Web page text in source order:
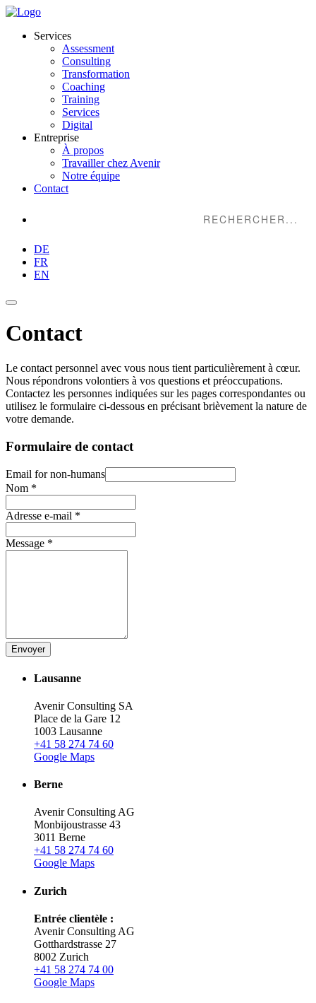
Services
Assessment
Consulting
Transformation
Coaching
Training
Services
Digital
Entreprise
À propos
Travailler chez Avenir
Notre équipe
Contact
DE
FR
EN
Contact
Le contact personnel avec vous nous tient particulièrement à cœur.
Nous répondrons volontiers à vos questions et préoccupations.
Contactez les personnes indiquées sur les pages correspondantes ou
utilisez le formulaire ci-dessous en précisant brièvement la nature de
votre demande.
Formulaire de contact
Email for non-humans
Nom *
Adresse e-mail *
Message *
Envoyer
Lausanne
Avenir Consulting SA
Place de la Gare 12
1003 Lausanne
+41 58 274 74 60
Google Maps
Berne
Avenir Consulting AG
Monbijoustrasse 43
3011 Berne
+41 58 274 74 60
Google Maps
Zurich
Entrée clientèle :
Avenir Consulting AG
Gotthardstrasse 27
8002 Zurich
+41 58 274 74 00
Google Maps